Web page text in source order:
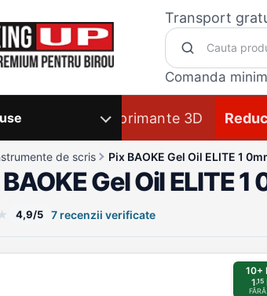
Transport
Comanda
Imprimante 3D
de scris Pix BAOKE Gel Oil ELITE 1
Gel Oil ELITE
4,9/5 7 recenzii verificate
10+
1,15